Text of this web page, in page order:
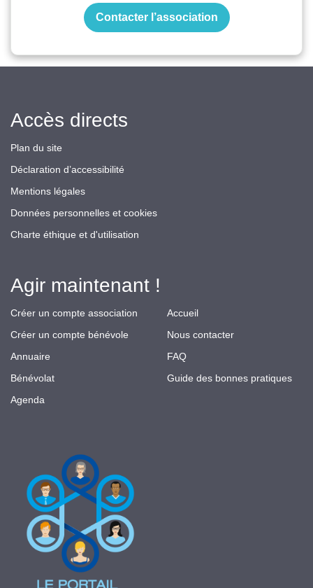
Contacter l’association
Accès directs
Plan du site
Déclaration d’accessibilité
Mentions légales
Données personnelles et cookies
Charte éthique et d'utilisation
Agir maintenant !
Créer un compte association
Créer un compte bénévole
Annuaire
Bénévolat
Agenda
Accueil
Nous contacter
FAQ
Guide des bonnes pratiques